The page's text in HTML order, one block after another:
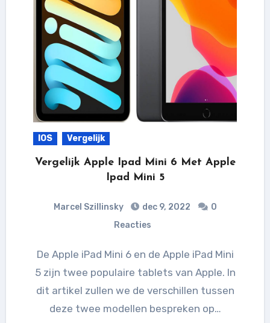
IOS Vergelijk
Vergelijk Apple Ipad Mini 6 Met Apple
Ipad Mini 5
Marcel Szillinsky dec 9, 2022
0
Reacties
De Apple iPad Mini 6 en de Apple iPad Mini
5 zijn twee populaire tablets van Apple. In
dit artikel zullen we de verschillen tussen
deze twee modellen bespreken op…